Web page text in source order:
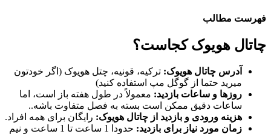
فهرست مطالب
چاتال هویوک کجاست؟
آدرس چاتال هویوک: ترکیه، قونیه، چتل هویوک (اگر خودتون
میرید حتما از گوگل مپ استفاده کنید)
روزها و ساعات بازدید: معمولاً در طول هفته باز است، اما
ساعات دقیق ممکن است بسته به فصل متفاوت باشه..
هزینه ورودی و بازدید از چاتال هویوک: رایگان برای همه افراد.
زمان مورد نیاز برای بازدید: حدودا 1 ساعت تا 1 ساعت و نیم